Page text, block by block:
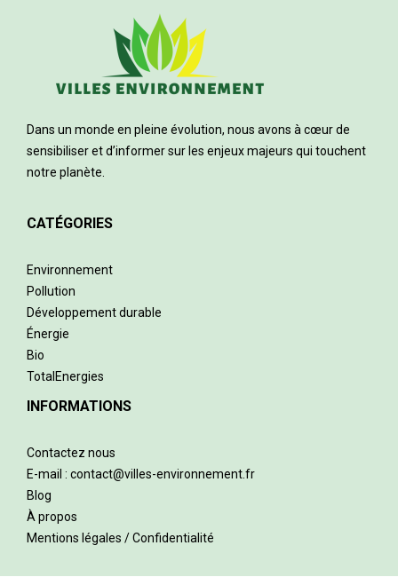
Dans un monde en pleine évolution, nous avons à cœur de
sensibiliser et d’informer sur les enjeux majeurs qui touchent
notre planète.
CATÉGORIES
Environnement
Pollution
Développement durable
Énergie
Bio
TotalEnergies
INFORMATIONS
Contactez nous
E-mail : contact@villes-environnement.fr
Blog
À propos
Mentions légales / Confidentialité